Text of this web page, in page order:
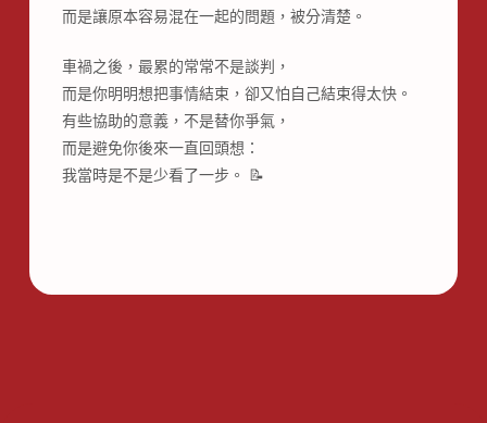
而是讓原本容易混在一起的問題，被分清楚。
車禍之後，最累的常常不是談判，
而是你明明想把事情結束，卻又怕自己結束得太快。
有些協助的意義，不是替你爭氣，
而是避免你後來一直回頭想：
我當時是不是少看了一步。 📝